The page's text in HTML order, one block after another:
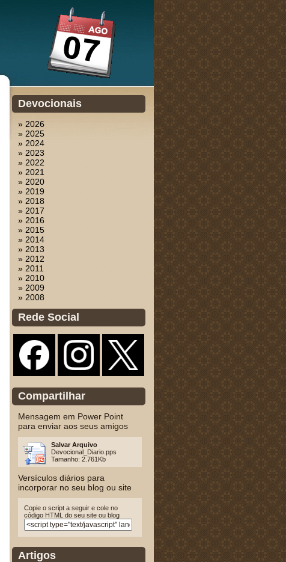
Devocionais
» 2026
» 2025
» 2024
» 2023
» 2022
» 2021
» 2020
» 2019
» 2018
» 2017
» 2016
» 2015
» 2014
» 2013
» 2012
» 2011
» 2010
» 2009
» 2008
Rede Social
Compartilhar
Mensagem em Power Point
para enviar aos seus amigos
Salvar Arquivo
Devocional_Diario.pps
Tamanho: 2.761Kb
Versículos diários para
incorporar no seu blog ou site
Copie o script a seguir e cole no
código HTML do seu site ou blog
Artigos